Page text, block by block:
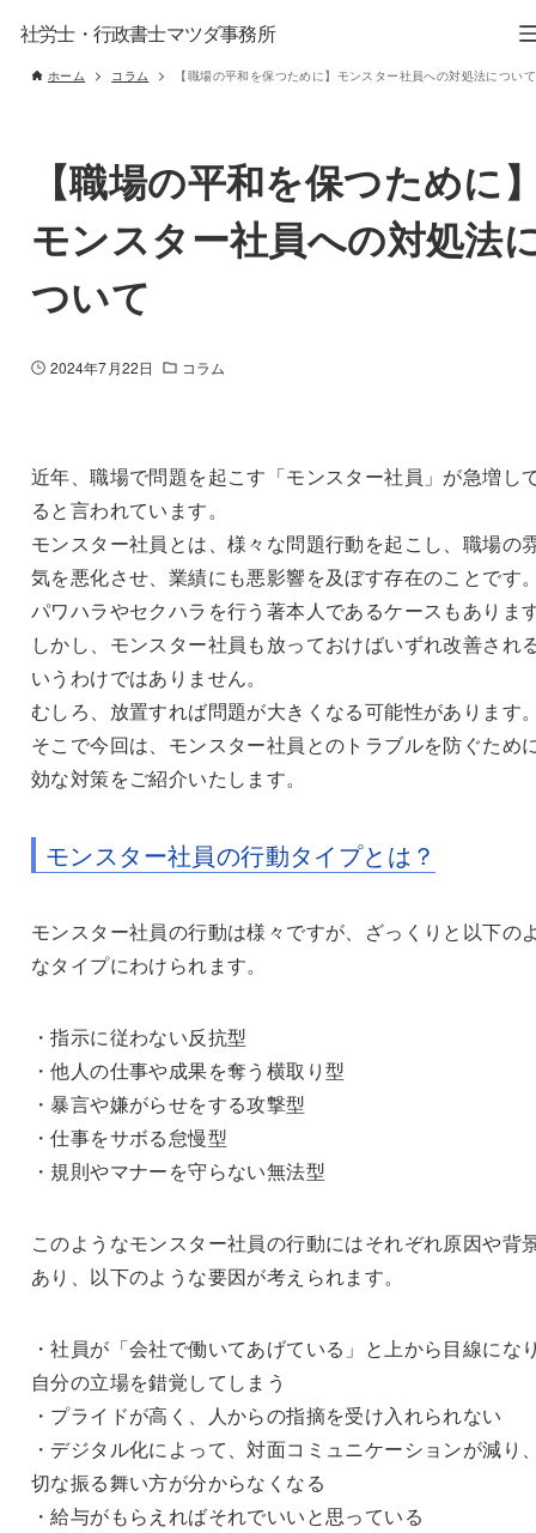
社労士・行政書士マツダ事務所
ホーム コラム 【職場の平和を保つために】モンスター社員への対処法について
【職場の平和を保つために
モンスター社員への対処法
ついて
2024年7月22日 コラム
近年、職場で問題を起こす「モンスター社員」が急増し
ると言われています。
モンスター社員とは、様々な問題行動を起こし、職場の
気を悪化させ、業績にも悪影響を及ぼす存在のことです
パワハラやセクハラを行う著本人であるケースもありま
しかし、モンスター社員も放っておけばいずれ改善され
いうわけではありません。
むしろ、放置すれば問題が大きくなる可能性があります
そこで今回は、モンスター社員とのトラブルを防ぐため
効な対策をご紹介いたします。
モンスター社員の行動タイプとは？
モンスター社員の行動は様々ですが、ざっくりと以下の
なタイプにわけられます。
・指示に従わない反抗型
・他人の仕事や成果を奪う横取り型
・暴言や嫌がらせをする攻撃型
・仕事をサボる怠慢型
・規則やマナーを守らない無法型
このようなモンスター社員の行動にはそれぞれ原因や背
あり、以下のような要因が考えられます。
・社員が「会社で働いてあげている」と上から目線にな
自分の立場を錯覚してしまう
・プライドが高く、人からの指摘を受け入れられない
・デジタル化によって、対面コミュニケーションが減り
切な振る舞い方が分からなくなる
・給与がもらえればそれでいいと思っている